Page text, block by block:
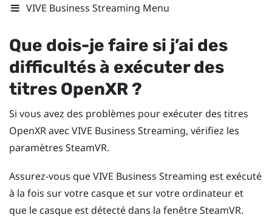
VIVE Business Streaming Menu
Que dois-je faire si j’ai des
difficultés à exécuter des
titres OpenXR?
Si vous avez des problèmes pour exécuter des titres
OpenXRavec VIVE Business Streaming, vérifiez les
paramètres SteamVR.
Assurez-vous queVIVE Business Streaming est exécuté
à la fois sur votre casque et sur votre ordinateur et
que le casque est détecté dans la fenêtreSteamVR.